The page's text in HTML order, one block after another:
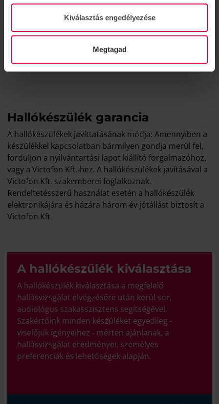
Kiválasztás engedélyezése
Megtagad
tisztítás elhanyagolásából, vagy a helytelen tisztításból
adódhat. Szerencsére a helyes tisztítás elsajátítása
gyorsan megtanulható és nem csak a hallókészülék
Hallókészülék garancia
A hallókészülékek javíttatásának módja: Amennyiben a
készülékkel kapcsolatban bármilyen gondja merül fel,
forduljon a nyilvántartási lapot kiállító forgalmazóhoz,
vagy a Victofon Kft.-hez. A hallókészülékek javításával a
Victofon Kft. szakemberei foglalkoznak.
Rendeltetésszerű használat esetén a hallókészülék
elektronikájára és házára három év jótállást biztosít a
Victofon Kft.
A hallókészülék kiválasztása
A hallókészülék kiválasztása a megfelelő
hallásvizsgálat elvégzésére után kerül sor,
audiológus szakasszisztens segítségével.
Szakértőink minden készüléket egyedileg -
viselőjük igényeihez - mérten ajánlanak, a
hallásvizsgálat eredményei, személyes
preferenciák és lehetőségek alapján.